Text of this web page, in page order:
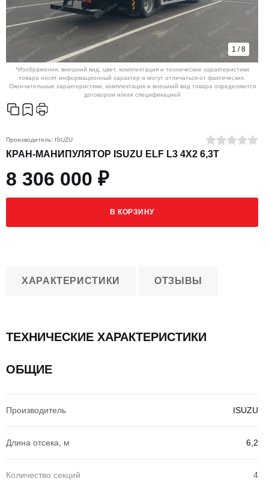
1 /8
*Изображения, внешний вид, цвет, комплектация и технические характеристики
товара носят информационный характер и могут отличаться от фактических.
Окончательные характеристики, комплектация и внешний вид товара определяются
договором и/или спецификацией
Производитель: ISUZU
КРАН-МАНИПУЛЯТОР ISUZU ELF L3 4X2 6,3Т
8 306 000 ₽
В КОРЗИНУ
ХАРАКТЕРИСТИКИ ОТЗЫВЫ
ТЕХНИЧЕСКИЕ ХАРАКТЕРИСТИКИ
ОБЩИЕ
Производитель ISUZU
Длина отсека, м 6,2
Количество секций 4